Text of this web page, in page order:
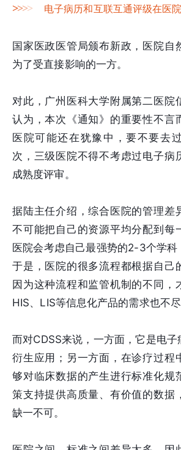
>>>> 电子病历和互联互通评级在医
国家医政医管局颁布新政，医院自
为了受直接影响的一方。
对此，广州医科大学附属第二医院
认为，本次《通知》的重要性不言
医院可能还在犹豫中，要不要去
次，三级医院不得不考虑过电子病
成熟度评审。
据陆主任介绍，综合医院的管理差
不可能把自己的资源平均分配到每
医院会考虑自己最强势的2-3个学科
于是，医院的很多流程都根据自己
因为这种流程和监管机制的不同，
HIS、LIS等信息化产品的需求也不尽
而对CDSS来说，一方面，它是电
衍生应用；另一方面，在诊疗过程
够对临床数据的产生进行标准化规
策支持提供高质量、有价值的数据
缺一不可。